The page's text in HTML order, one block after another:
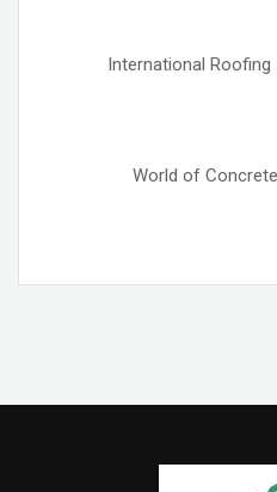
معرض الأسقف الدولي International Roofing